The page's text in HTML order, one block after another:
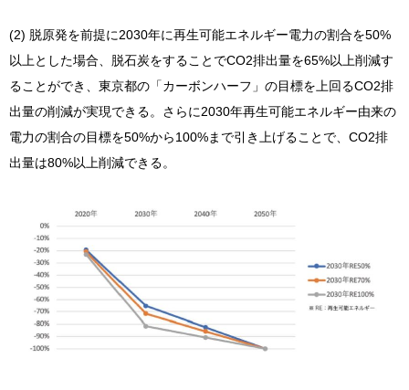
(2) 脱原発を前提に2030年に再生可能エネルギー電力の割合を50%
以上とした場合、脱石炭をすることでCO2排出量を65%以上削減す
ることができ、東京都の「カーボンハーフ」の目標を上回るCO2排
出量の削減が実現できる。さらに2030年再生可能エネルギー由来の
電力の割合の目標を50%から100%まで引き上げることで、CO2排
出量は80%以上削減できる。